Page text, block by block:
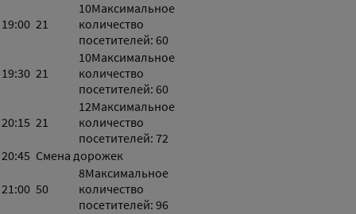
19:00 21
10Максимальное
количество
посетителей: 60
19:30 21
10Максимальное
количество
посетителей: 60
20:15 21
12Максимальное
количество
посетителей: 72
20:45 Смена дорожек
21:00 50
8Максимальное
количество
посетителей: 96